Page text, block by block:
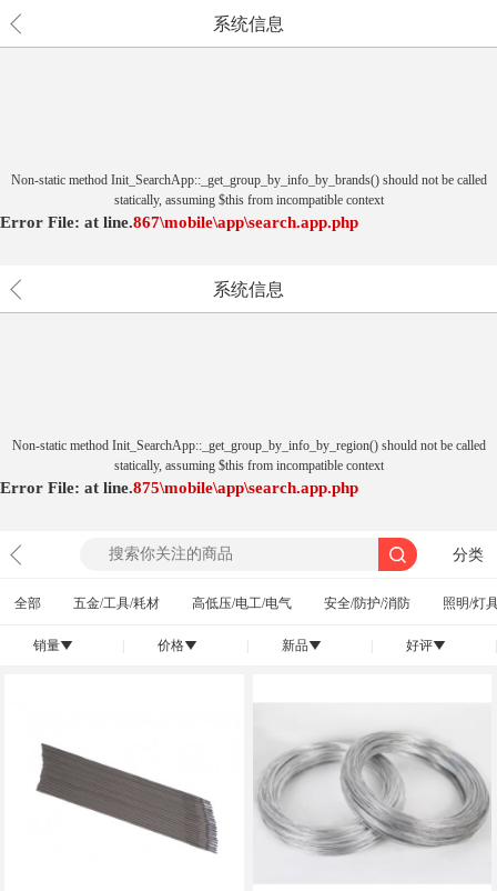
系统信息
Non-static method Init_SearchApp::_get_group_by_info_by_brands() should not be called
statically, assuming $this from incompatible context
Error File: \mobile\app\search.app.php
at 867
line.
系统信息
Non-static method Init_SearchApp::_get_group_by_info_by_region() should not be called
statically, assuming $this from incompatible context
Error File: \mobile\app\search.app.php
at 875
line.
分类
全部 五金/工具/耗材 高低压/电工/电气 安全/防护/消防 照明/灯
销量󰄢 价格󰄢 新品󰄢 好评󰄢